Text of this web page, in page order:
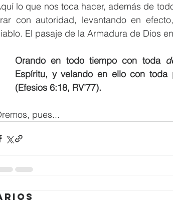
lo que nos toca hacer, además de
con autoridad, levantando en
El pasaje de la Armadura de Dios
Orando en todo tiempo con toda
Espíritu, y velando en ello con
(Efesios 6:18, RV’77).
pues...